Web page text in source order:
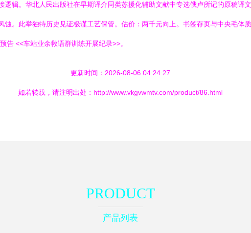
辑。华北人民出版社在早期译介同类苏援化辅助文献中专选俄卢所记的原稿译
。此举独特历史见证极谨工艺保管。估价：两千元向上。书签存页与中央毛体
告 <<车站业余救语群训练开展纪录>>。
更新时间：2026-08-06 04:24:27
如若转载，请注明出处：http://www.vkgvwmtv.com/product/86.html
PRODUCT
产品列表